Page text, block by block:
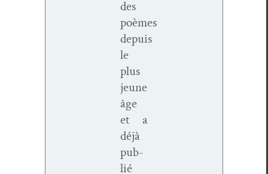
des
poèmes
depuis
le
plus
jeune
âge
et a
déjà
pub­
lié